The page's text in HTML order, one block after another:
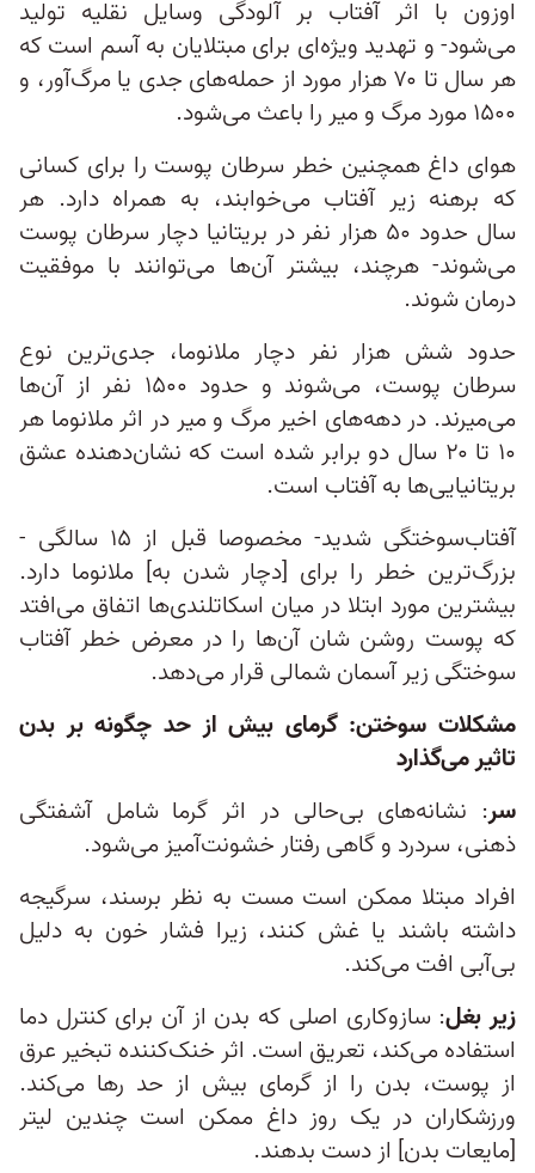
اوزون با اثر آفتاب بر آلودگی وسایل نقلیه تولید
می‌شود- و تهدید ویژه‌ای برای مبتلایان به آسم است که
هر سال تا ۷۰ هزار مورد از حمله‌های جدی یا مرگ‌آور، و
۱۵۰۰ مورد مرگ و میر را باعث می‌شود.
هوای داغ همچنین خطر سرطان پوست را برای کسانی
که برهنه زیر آفتاب می‌خوابند، به همراه دارد. هر
سال حدود ۵۰ هزار نفر در بریتانیا دچار سرطان پوست
می‌شوند- هرچند، بیشتر آن‌ها می‌توانند با موفقیت
درمان شوند.
حدود شش هزار نفر دچار ملانوما، جدی‌ترین نوع
سرطان پوست، می‌شوند و حدود ۱۵۰۰ نفر از آن‌ها
می‌میرند. در دهه‌های اخیر مرگ و میر در اثر ملانوما هر
۱۰ تا ۲۰ سال دو برابر شده است که نشان‌دهنده عشق
بریتانیایی‌ها به آفتاب است.
آفتاب‌سوختگی شدید- مخصوصا قبل از ۱۵ سالگی -
بزرگ‌ترین خطر را برای [دچار شدن به] ملانوما دارد.
بیشترین مورد ابتلا در میان اسکاتلندی‌ها اتفاق می‌افتد
که پوست روشن شان آن‌ها را در معرض خطر آفتاب
سوختگی زیر آسمان شمالی قرار می‌دهد.
مشکلات سوختن: گرمای بیش از حد چگونه بر بدن
تاثیر می‌گذارد
سر: نشانه‌های بی‌حالی در اثر گرما شامل آشفتگی
ذهنی، سردرد و گاهی رفتار خشونت‌آمیز می‌شود.
افراد مبتلا ممکن است مست به نظر برسند، سرگیجه
داشته باشند یا غش کنند، زیرا فشار خون به دلیل
بی‌آبی افت می‌کند.
زیر بغل: سازوکاری اصلی که بدن از آن برای کنترل دما
استفاده می‌کند، تعریق است. اثر خنک‌کننده تبخیر عرق
از پوست، بدن را از گرمای بیش از حد رها می‌کند.
ورزشکاران در یک روز داغ ممکن است چندین لیتر
[مایعات بدن] از دست بدهند.